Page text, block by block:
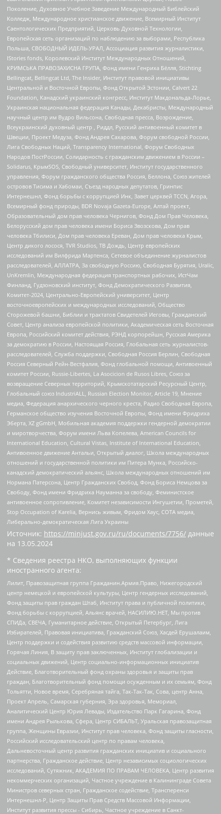
Поколение, Духовное Учебное Заведение Международный Библейский
Колледж, Международное христианское движение, Всемирный Институт
Саентологических Предприятий, Церковь Духовной Технологии,
Европейская сеть организаций по наблюдению за выборами, Республика
Польша, СВОБОДНЫЙ ИДЕЛЬ-УРАЛ, Ассоциация развития журналистики,
IStories fonds, Королевский Институт Международных Отношений,
КРИМСЬКА ПРАВОЗАХИСНА ГРУПА, Фонд имени Генриха Бёлля, Stichting
Bellingcat, Bellingcat Ltd, The Insider, Институт правовой инициативы
Центральной и Восточной Европы, Фонд Открытой Эстонии, Calvert 22
Foundation, Канадский украинский конгресс, Институт Макдональда-Лорье,
Украинская национальная федерация Канады, Декабристы, Международный
научный центр им Вудро Вильсона, Свободная пресса, Возрождение,
Всеукраинский духовный центр , Риддл, Русский антивоенный комитет в
Швеции, Проект Медуза, Фонд Андрея Сахарова, Форум свободной России,
Лига Свободных Наций, Transparеncy International, Форум Свободных
Народов ПостРоссии, Солидарность с гражданским движением в России –
Solidarus, КрымSOS, Свободный университет, Институт государственного
управления, Форум гражданского общества Россия, Беллона, Союз жителей
островов Тисима и Хабомаи, Съезд народных депутатов, Гринпис
Интернешнл, Фонд борьбы с коррупцией Инк, Завет церквей TCCN, Агора,
Всемирный фонд природы, BDR Novaja Gazeta-Europe, Алтай проект,
Образовательный дом прав человека Чернигов, Фонд Дом Прав Человека,
Белорусский дом прав человека имени Бориса Звозскова, Дом прав
человека Тбилиси, Дом прав человека Ереван, Дом прав человека Крым,
Центр дикого лосося, TVR Studios, ТВ Дождь, Центр европейских
исследований им Вилфрида Мартенса, Сетевое объединение журналистов
расследователей, АЛЛАТРА, За свободную Россию, Свободная Бурятия, Uralic,
UnKremlin, Международная федерация транспортных рабочих, ИстЧам
Финланд, Гудзоновский институт, Фонд Демократического Развития,
Комитет-2024, Центрально-Европейский университет, Центр
восточноевропейских и международных исследований, Общество
Сторожевой башни, Библии и трактатов Свидетелей Иеговы, Гражданский
Совет, Центр анализа европейской политики, Академическая сеть Восточная
Европа, Российский комитет действия, РЭНД корпорейшн, Русская Америка
за демократию в России, Настоящая Россия, Глобальная сеть журналистов-
расследователей, Служба поддержки, Свободная Россия Берлин, Свободная
Россия Северный Рейн-Вестфалия, Фонд глобальной помощи, Антивоенный
комитет России, Russie-Libertes, La Asocicion de Rusos Libres, Союз за
возвращение Северных территорий, Крымскотатарский Ресурсный Центр,
Глобальный союз IndustriALL, Russian Election Monitor, Article 19, Мнение
медиа, Федерация анархического черного креста, Радио Свободная Европа,
Германское общество изучения Восточной Европы, Фонд имени Фридриха
Эберта, XZ gGmbH, Мобильная академия поддержки гендерной демократии
и миротворчества, Форум имени Льва Копелева, American Councils for
International Education, Cultural Vistas, Institute of International Education,
Антивоенное движение Антальи, Открытый диалог, Школа международных
отношений и государственной политики им Питера Мунка, Российско-
канадский демократический альянс, Школа международных отношений им
Нормана Патерсона, Центр Гражданских Свобод, Фонд Бориса Немцова за
Свободу, Фонд имени Фридриха Науманна за свободу, Феминистское
антивоенное сопротивление, Комитет независимости Ингушетии, Прометей,
Stop Occupation of Karelia, Вернись живым, Фридом Хаус, СОТА медиа,
Либерально-демократическая Лига Украины
Источник: https://minjust.gov.ru/ru/documents/7756/ данные
на 13.05.2024
* Сведения реестра НКО, выполняющих функции
иностранного агента:
Лилит, Правозащитная группа Гражданин.Армия.Право, Нижегородский
центр немецкой и европейской культуры, Центр гендерных исследований,
Фонд защиты прав граждан Штаб, Институт права и публичной политики,
Фонд борьбы с коррупцией, Альянс врачей, НАСИЛИЮ.НЕТ, Мы против
СПИДа, СВЕЧА, Гуманитарное действие, Открытый Петербург, Лига
Избирателей, Правовая инициатива, Гражданский Союз, Хасдей Ерушалаим,
Центр поддержки и содействия развитию средств массовой информации,
Горячая Линия, В защиту прав заключенных, Институт глобализации и
социальных движений, Центр социально-информационных инициатив
Действие, Благотворительный фонд охраны здоровья и защиты прав
граждан, Благотворительный фонд помощи осужденным и их семьям, Фонд
Тольятти, Новое время, Серебряная тайга, Так-Так-Так, Сова, центр Анна,
Проект Апрель, Самарская губерния, Эра здоровья, Мемориал,
Аналитический Центр Юрия Левады, Издательство Парк Гагарина, Фонд
имени Андрея Рылькова, Сфера, Центр СИБАЛЬТ, Уральская правозащитная
группа, Женщины Евразии, Институт прав человека, Фонд защиты гласности,
Российский исследовательский центр по правам человека,
Дальневосточный центр развития гражданских инициатив и социального
партнерства, Гражданское действие, Центр независимых социологических
исследований, Сутяжник, АКАДЕМИЯ ПО ПРАВАМ ЧЕЛОВЕКА, Центр развития
некоммерческих организаций, Частное учреждение в Калининграде Совета
Министров северных стран, Гражданское содействие, Трансперенси
Интернешнл-Р, Центр Защиты Прав Средств Массовой Информации,
Институт развития прессы - Сибирь, Частное учреждение в Санкт-